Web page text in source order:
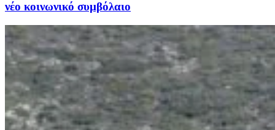
νέο κοινωνικό συµβόλαιο